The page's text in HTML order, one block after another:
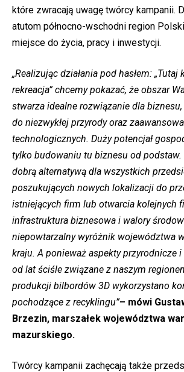
które zwracają uwagę twórcy kampanii.
atutom północno-wschodni region
miejsce do życia, pracy i inwestycji.
„Realizując działania pod hasłem: „Tutaj
rekreacja” chcemy pokazać, że obszar
stwarza idealne rozwiązanie dla biznesu,
do niezwykłej przyrody oraz
technologicznych. Duży potencjał
tylko budowaniu tu biznesu od
dobrą alternatywą dla wszystkich
poszukujących nowych lokalizacji do
istniejących firm lub otwarcia kolejnych
infrastruktura biznesowa i walory
niepowtarzalny wyróżnik województwa
kraju. A ponieważ aspekty przyrodnicze
od lat ściśle związane z naszym
produkcji bilbordów 3D wykorzystano
pochodzące z recyklingu”– mówi
Brzezin, marszałek województwa
mazurskiego.
Twórcy kampanii zachęcają także